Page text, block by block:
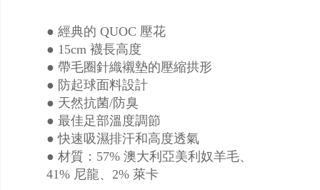
● 經典的 QUOC 壓花
● 15cm 襪長高度
● 帶毛圈針織襯墊的壓縮拱形
● 防起球面料設計
● 天然抗菌/防臭
● 最佳足部溫度調節
● 快速吸濕排汗和高度透氣
● 材質：57% 澳大利亞美利奴羊毛、
41% 尼龍、2% 萊卡